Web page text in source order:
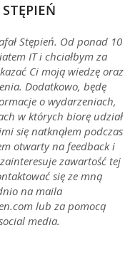
Stępień. Od ponad 10
IT i chciałbym za
Ci moją wiedzę oraz
Dodatkowo, będę
o wydarzeniach,
w których biorę udział
się natknąłem podczas
otwarty na feedback i
zawartość tej
się ze mną
na maila
lub za pomocą
media.